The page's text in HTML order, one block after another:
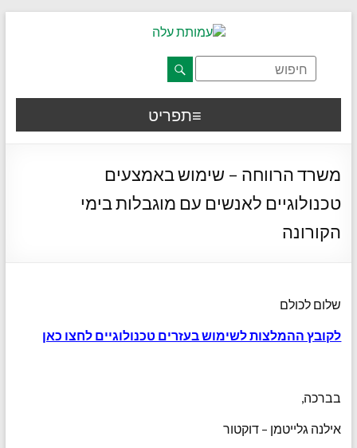
דלג לתוכן רצוי/Skip to content
afsdfas
תפריט
משרד הרווחה – שימוש באמצעים
טכנולוגיים לאנשים עם מוגבלות בימי
הקורונה
שלום לכולם
לקובץ ההמלצות לשימוש בעזרים טכנולוגיים לחצו כאן
בברכה,
אילנה גלייטמן – דוקטור